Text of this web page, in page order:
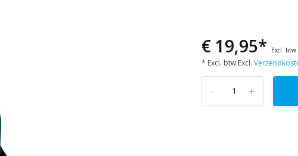
€ 19,95* Excl. btw
* Excl. btw Excl.
+
-